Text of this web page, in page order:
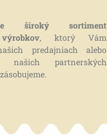
široký sortiment
, ktorý Vám
predajniach alebo
našich partnerských